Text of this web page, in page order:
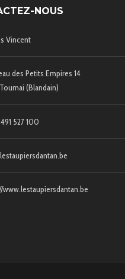
NOUS
Vincent
des Petits Empires 14
(Blandain)
527 100
www.lestaupiersdantan.be